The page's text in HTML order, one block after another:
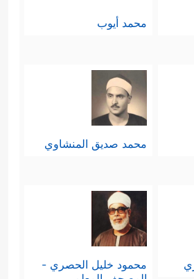
محمد أيوب
محمد صديق المنشاوي
محمود خليل الحصري -